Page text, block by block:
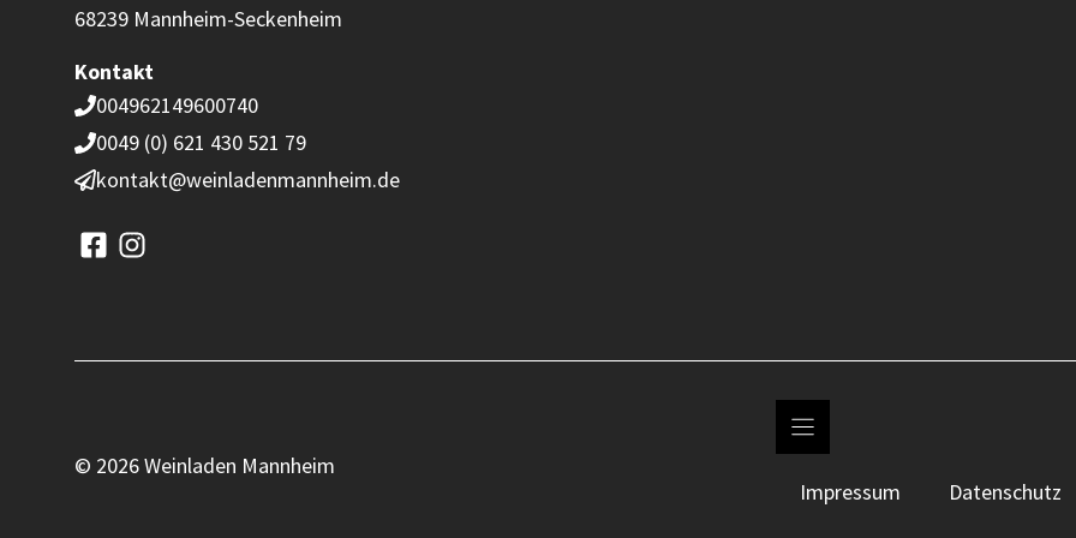
68239 Mannheim-Seckenheim
Kontakt
004962149600740
0049 (0) 621 430 521 79
kontakt@weinladenmannheim.de
© 2026 Weinladen Mannheim
Impressum
Datenschutz